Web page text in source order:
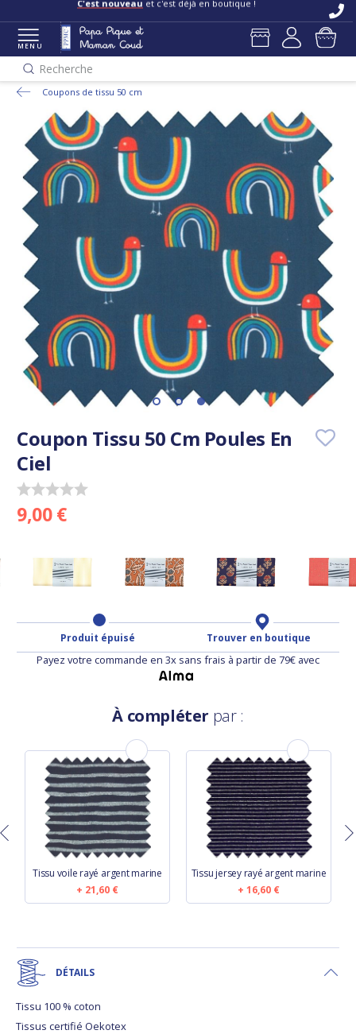
C'est nouveau et c'est déjà en boutique !
MENU
Recherche
Coupons de tissu 50 cm
Coupon Tissu 50 Cm Poules En
Ciel
9,00 €
Produit épuisé Trouver en boutique
Payez votre commande en 3x sans frais à partir de 79€ avec
À compléter par :
Tissu voile rayé argent marine
21,60 €
Tissu jersey rayé argent marine
16,60 €
DÉTAILS
Tissu 100 % coton
Tissus certifié Oekotex